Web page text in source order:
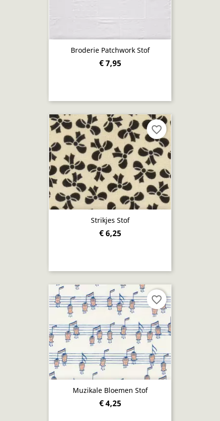
Broderie Patchwork Stof
€ 7,95
Strikjes Stof
€ 6,25
favorite_border
Muzikale Bloemen Stof
€ 4,25
favorite_border